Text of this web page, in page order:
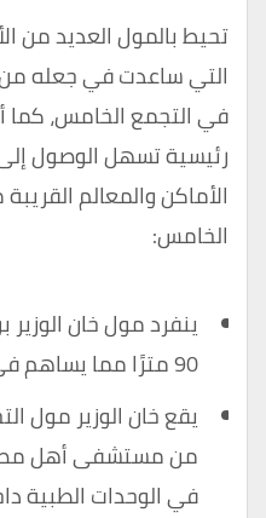
تحيط بالمول العديد من
التي ساعدت في جعله من
في التجمع الخامس،
رئيسية تسهل الوصول
الأماكن والمعالم
الخامس:
ينفرد مول خان
90 مترًا مما يساهم في سهولة الوصول له.
يقع خان الوزير مول
من مستشفى أهل
في الوحدات الطبية